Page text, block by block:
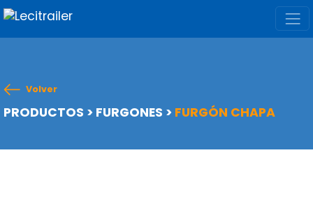
Volver
PRODUCTOS > FURGONES > FURGÓN CHAPA